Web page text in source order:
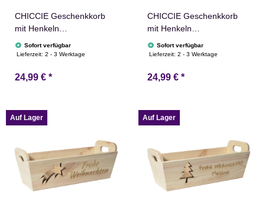
CHICCIE Geschenkkorb
mit Henkeln
Personalisierbar
Nikolausmütze Wunschtext
Holz Geschenkidee
Adventskalender Nikolaus
Sofort verfügbar
Lieferzeit:2 - 3 Werktage
24,99 € *
CHICCIE Geschenkkorb
mit Henkeln
Personalisierbar Stern
Wunschtext 35x11x13cm
Geschenkidee Holzkiste
Adventskalender Nikolaus
Sofort verfügbar
Lieferzeit:2 - 3 Werktage
24,99 € *
Auf Lager Auf Lager